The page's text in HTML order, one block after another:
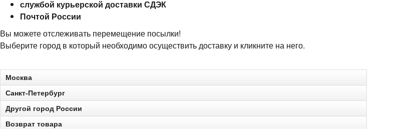
службой курьерской доставки СДЭК
Почтой России
Вы можете отслеживать перемещение посылки!
Выберите город в который необходимо осуществить доставку и кликните на него.
Москва
Санкт-Петербург
Другой город России
Возврат товара